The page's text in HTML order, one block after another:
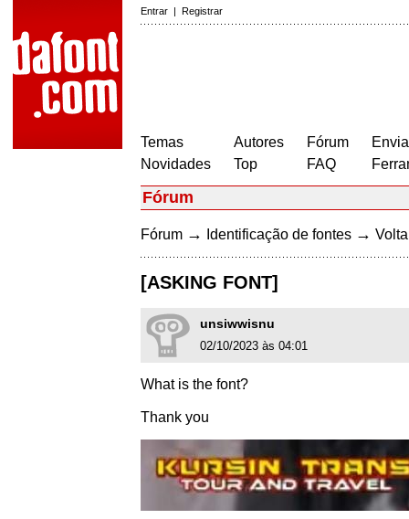
Entrar | Registrar
Temas
Novidades
Autores
Top
Fórum
FAQ
Fórum
Fórum → Identificação de fontes →
[ASKING FONT]
unsiwwisnu
02/10/2023 às 04:01
What is the font?
Thank you